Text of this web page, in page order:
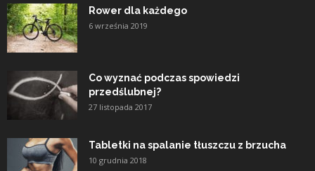
Rower dla każdego
6 września 2019
Co wyznać podczas spowiedzi
przedślubnej?
27 listopada 2017
Tabletki na spalanie tłuszczu z brzucha
10 grudnia 2018